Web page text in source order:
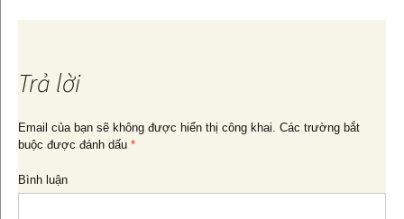
hướng
bài
viết
Trả lời
Email của bạn sẽ không được hiển thị công khai. Các trường bắt
buộc được đánh dấu *
Bình luận